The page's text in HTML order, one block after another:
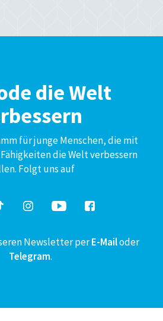
die Welt
für junge Menschen, die mit
die Welt verbessern
Folgt uns auf
Newsletter perE-Mailoder
Telegram.